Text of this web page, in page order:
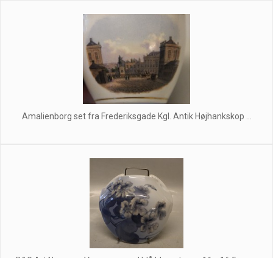
Amalienborg set fra Frederiksgade Kgl. Antik Højhankskop ...